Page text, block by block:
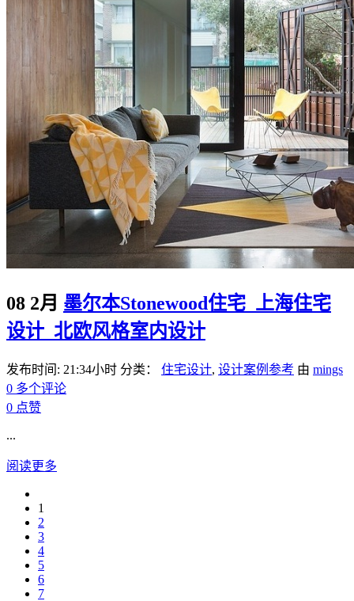
08 2月 墨尔本Stonewood住宅_上海住宅
设计_北欧风格室内设计
发布时间: 21:34小时 分类： 住宅设计, 设计案例参考 由 mings
0 多个评论
0 点赞
...
阅读更多
1
2
3
4
5
6
7